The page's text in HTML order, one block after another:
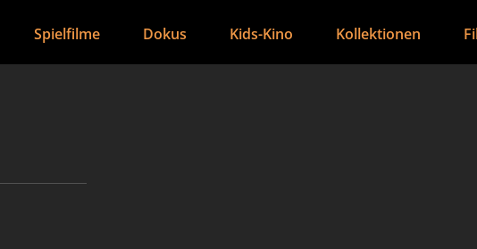
Spielfilme Dokus Kids-Kino Kollektionen